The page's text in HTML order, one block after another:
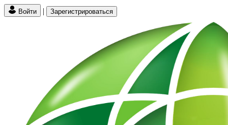
Войти | Зарегистрироваться